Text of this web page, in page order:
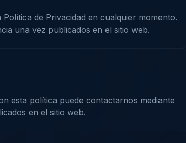
Política de Privacidad en cualquier momento.
una vez publicados en el sitio web.
esta política puede contactarnos mediante
en el sitio web.